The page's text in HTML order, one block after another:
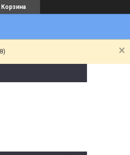
Корзина